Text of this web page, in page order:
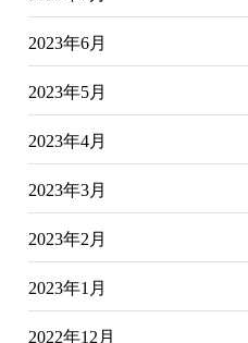
2023年6月
2023年5月
2023年4月
2023年3月
2023年2月
2023年1月
2022年12月